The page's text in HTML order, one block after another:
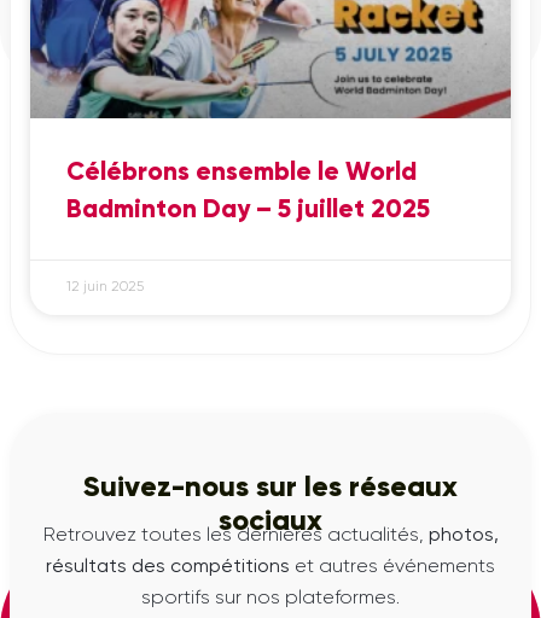
Célébrons ensemble le World
Badminton Day – 5 juillet 2025
12 juin 2025
Suivez-nous sur les réseaux
sociaux
Retrouvez toutes les dernières actualités, photos,
résultats des compétitions et autres événements
sportifs sur nos plateformes.